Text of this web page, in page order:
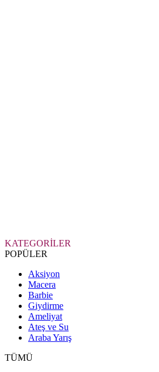
KATEGORİLER
POPÜLER
Aksiyon
Macera
Barbie
Giydirme
Ameliyat
Ateş ve Su
Araba Yarış
TÜMÜ